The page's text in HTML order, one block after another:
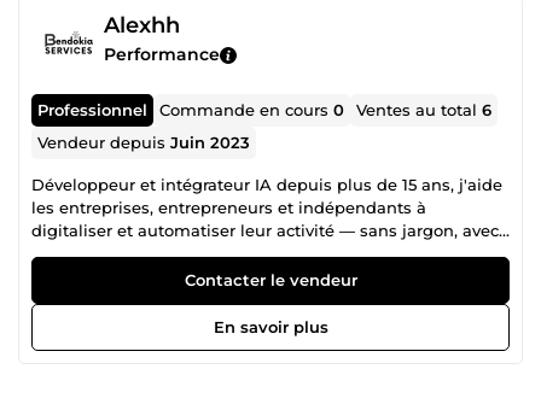
Alexhh
Performance
Professionnel Commande en cours0 Ventes au total6
Vendeur depuisJuin 2023
Développeur et intégrateur IA depuis plus de 15 ans, j'aide
les entreprises, entrepreneurs et indépendants à
digitaliser et automatiser leur activité — sans jargon, avec
des résultats concrets. Ce que je fais concrètement : 💻
Sites web &amp; applications sur mesure (WordPress,
SaaS, outils métier) 🤖 Automatisation IA (ChatGPT, Claude,
Gemini) : qualification de leads, relances, support, chatbots
⚙️ Automatisation de vos process pour éliminer les tâches
Contacter le vendeur
En savoir plus